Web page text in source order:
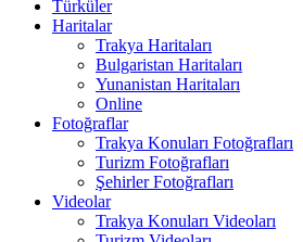
Türküler
Haritalar
Trakya Haritaları
Bulgaristan Haritaları
Yunanistan Haritaları
Online
Fotoğraflar
Trakya Konuları Fotoğrafları
Turizm Fotoğrafları
Şehirler Fotoğrafları
Videolar
Trakya Konuları Videoları